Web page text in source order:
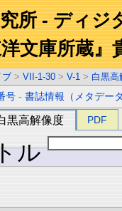
所 - ディジ
文庫所蔵』
ブ > VII-1-30 > V-1 > 白黒高
号 -書誌情報（メタデー
黒高解像度 PDF
ル